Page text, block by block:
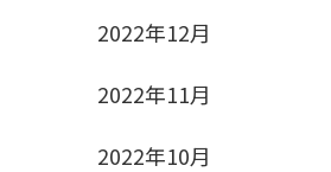
2022年12月
2022年11月
2022年10月